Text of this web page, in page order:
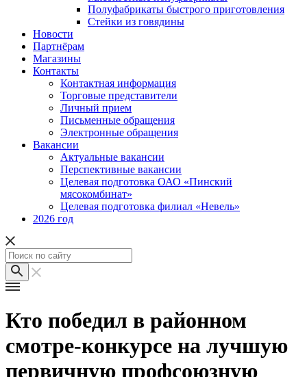
Полуфабрикаты быстрого приготовления
Стейки из говядины
Новости
Партнёрам
Магазины
Контакты
Контактная информация
Торговые представители
Личный прием
Письменные обращения
Электронные обращения
Вакансии
Актуальные вакансии
Перспективные вакансии
Целевая подготовка ОАО «Пинский
мясокомбинат»
Целевая подготовка филиал «Невель»
2026 год
Кто победил в районном
смотре-конкурсе на лучшую
первичную профсоюзную